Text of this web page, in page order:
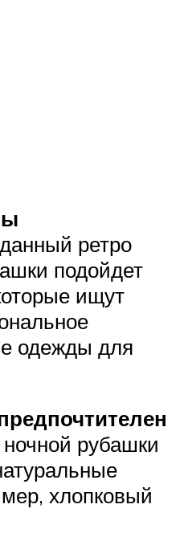
данный ретро
подойдет
ищут
одежды для
рубашки
хлопковый